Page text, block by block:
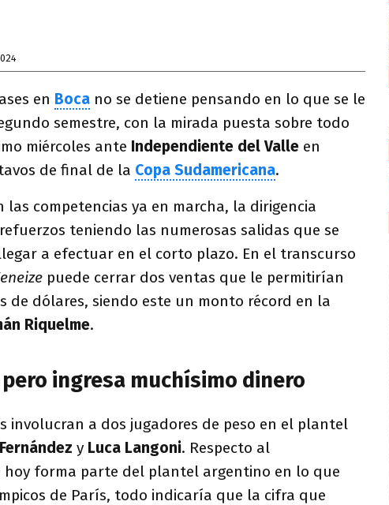
en Boca no se detiene pensando en lo que se le
semestre, con la mirada puesta sobre todo
miércoles ante Independiente del Valle en
de final de la Copa Sudamericana.
las competencias ya en marcha, la dirigencia
teniendo las numerosas salidas que se
a efectuar en el corto plazo. En el transcurso
puede cerrar dos ventas que le permitirían
de dólares, siendo este un monto récord en la
Riquelme.
ingresa muchísimo dinero
involucran a dos jugadores de peso en el plantel
y Luca Langoni. Respecto al
hoy forma parte del plantel argentino en lo que
de París, todo indicaría que la cifra que